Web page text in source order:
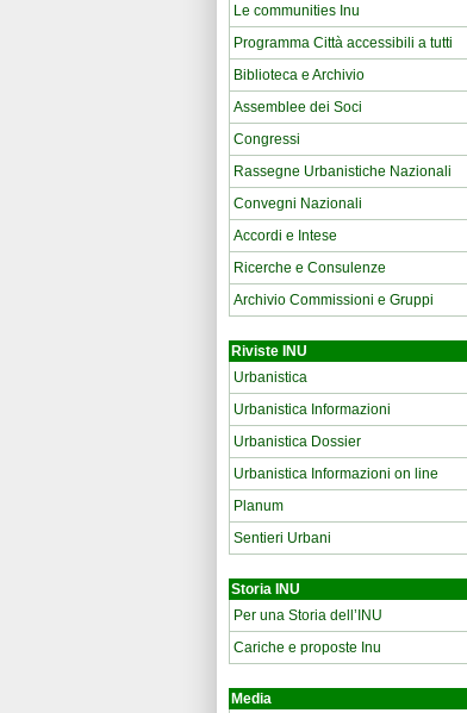
Le communities Inu
Programma Città accessibili a tutti
Biblioteca e Archivio
Assemblee dei Soci
Congressi
Rassegne Urbanistiche Nazionali
Convegni Nazionali
Accordi e Intese
Ricerche e Consulenze
Archivio Commissioni e Gruppi
Riviste INU
Urbanistica
Urbanistica Informazioni
Urbanistica Dossier
Urbanistica Informazioni on line
Planum
Sentieri Urbani
Storia INU
Per una Storia dell’INU
Cariche e proposte Inu
Media